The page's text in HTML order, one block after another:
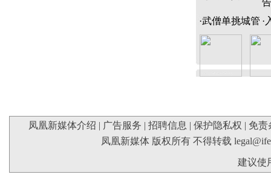
告
·武僧单挑城管 ·
凤凰新媒体介绍 | 广告服务 | 招聘信息 | 保护隐私权 | 免责
凤凰新媒体 版权所有 不得转载
建议使